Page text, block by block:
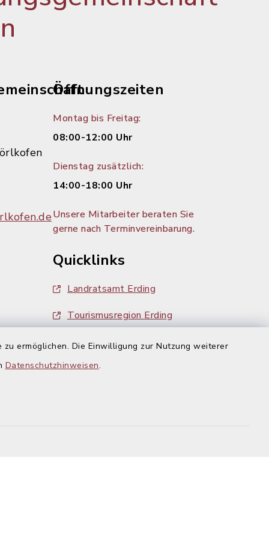
ermöglichen. Die Einwilligung zur Nutzung weiterer
Datenschutzhinweisen.
Öffnungszeiten
Montag bis Freitag:
08:00-12:00 Uhr
Dienstag zusätzlich:
14:00-18:00 Uhr
Unsere Mitarbeiter beraten Sie
gerne nach Terminvereinbarung.
Quicklinks
Landratsamt Erding
Tourismusregion Erding
Ausschreibungen